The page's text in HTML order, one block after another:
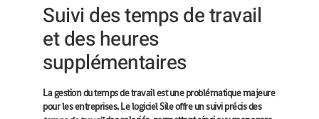
Suivi des temps de travail
et des heures
supplémentaires
La gestion du temps de travail est une problématique majeure
pour les entreprises. Le logiciel Sile offre un suivi précis des